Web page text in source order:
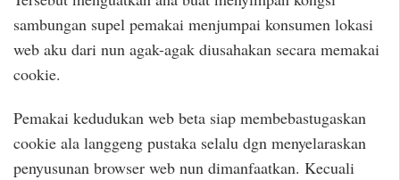
sambungan supel pemakai menjumpai konsumen lokasi
web aku dari nun agak-agak diusahakan secara memakai
cookie.
Pemakai kedudukan web beta siap membebastugaskan
cookie ala langgeng pustaka selalu dgn menyelaraskan
penyusunan browser web nun dimanfaatkan. Kecuali